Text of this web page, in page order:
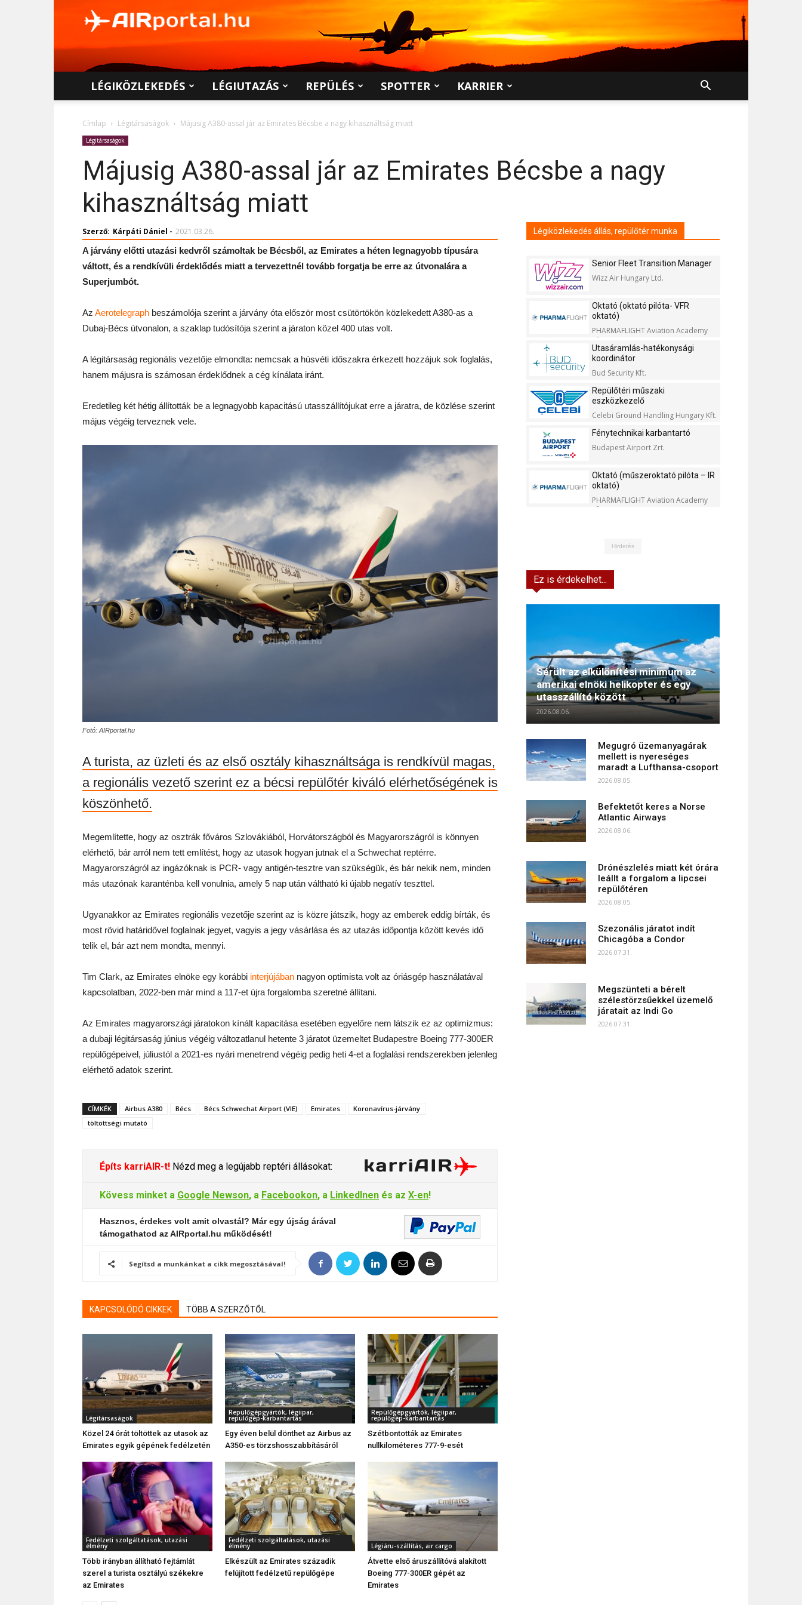
LÉGIKÖZLEKEDÉS LÉGIUTAZÁS REPÜLÉS SPOTTER KARRIER
Címlap Légitársaságok Májusig A380-assal jár az Emirates Bécsbe a nagy kihasználtság miatt
Légitársaságok
Májusig A380-assal jár az Emirates Bécsbe a nagy
kihasználtság miatt
Szerző: Kárpáti Dániel - 2021.03.26.
A járvány előtti utazási kedvről számoltak be Bécsből, az Emirates a héten legnagyobb típusára
váltott, és a rendkívüli érdeklődés miatt a tervezettnél tovább forgatja be erre az útvonalára a
Superjumbót.
Az Aerotelegraph beszámolója szerint a járvány óta először most csütörtökön közlekedett A380-as a
Dubaj-Bécs útvonalon, a szaklap tudósítója szerint a járaton közel 400 utas volt.
A légitársaság regionális vezetője elmondta: nemcsak a húsvéti időszakra érkezett hozzájuk sok foglalás,
hanem májusra is számosan érdeklődnek a cég kínálata iránt.
Eredetileg két hétig állították be a legnagyobb kapacitású utasszállítójukat erre a járatra, de közlése szerint
május végéig terveznek vele.
Fotó: AIRportal.hu
A turista, az üzleti és az első osztály kihasználtsága is rendkívül magas,
a regionális vezető szerint ez a bécsi repülőtér kiváló elérhetőségének is
köszönhető.
Megemlítette, hogy az osztrák főváros Szlovákiából, Horvátországból és Magyarországról is könnyen
elérhető, bár arról nem tett említést, hogy az utasok hogyan jutnak el a Schwechat reptérre.
Magyarországról az ingázóknak is PCR- vagy antigén-tesztre van szükségük, és bár nekik nem, minden
más utazónak karanténba kell vonulnia, amely 5 nap után váltható ki újabb negatív teszttel.
Ugyanakkor az Emirates regionális vezetője szerint az is közre játszik, hogy az emberek eddig bírták, és
most rövid határidővel foglalnak jegyet, vagyis a jegy vásárlása és az utazás időpontja között kevés idő
telik el, bár azt nem mondta, mennyi.
Tim Clark, az Emirates elnöke egy korábbi interjújában nagyon optimista volt az óriásgép használatával
kapcsolatban, 2022-ben már mind a 117-et újra forgalomba szeretné állítani.
Az Emirates magyarországi járatokon kínált kapacitása esetében egyelőre nem látszik ez az optimizmus:
a dubaji légitársaság június végéig változatlanul hetente 3 járatot üzemeltet Budapestre Boeing 777-300ER
repülőgépeivel, júliustól a 2021-es nyári menetrend végéig pedig heti 4-et a foglalási rendszerekben jelenleg
elérhető adatok szerint.
CÍMKÉK Airbus A380 Bécs Bécs Schwechat Airport (VIE) Emirates
Koronavírus-járvány
töltöttségi mutató
Építs karriAIR-t! Nézd meg a legújabb reptéri állásokat:
Kövess minket a Google Newson, a Facebookon, a LinkedInen és az X-en!
Hasznos, érdekes volt amit olvastál? Már egy újság árával
támogathatod az AIRportal.hu működését!
Segítsd a munkánkat a cikk megosztásával!
KAPCSOLÓDÓ CIKKEK TÖBB A SZERZŐTŐL
Légitársaságok
Közel 24 órát töltöttek az utasok az
Emirates egyik gépének fedélzetén
Repülőgépgyártók, légiipar,
repülőgép-karbantartás
Egy éven belül dönthet az Airbus az
A350-es törzshosszabbításáról
Repülőgépgyártók, légiipar,
repülőgép-karbantartás
Szétbontották az Emirates
nullkilométeres 777-9-esét
Fedélzeti szolgáltatások, utazási
élmény
Több irányban állítható fejtámlát
szerel a turista osztályú székekre
az Emirates
Fedélzeti szolgáltatások, utazási
élmény
Elkészült az Emirates századik
felújított fedélzetű repülőgépe
Légiáru-szállítás, air cargo
Átvette első áruszállítóvá alakított
Boeing 777-300ER gépét az
Emirates
Légiközlekedés állás, repülőtér munka
Senior Fleet Transition Manager
Wizz Air Hungary Ltd.
Oktató (oktató pilóta- VFR
oktató)
PHARMAFLIGHT Aviation Academy
Kft.
Utasáramlás-hatékonysági
koordinátor
Bud Security Kft.
Repülőtéri műszaki
eszközkezelő
Celebi Ground Handling Hungary Kft.
Fénytechnikai karbantartó
Budapest Airport Zrt.
Oktató (műszeroktató pilóta – IR
oktató)
PHARMAFLIGHT Aviation Academy
Kft.
Hirdetés
Ez is érdekelhet...
Sérült az elkülönítési minimum az
amerikai elnöki helikopter és egy
utasszállító között
2026.08.06.
Megugró üzemanyagárak
mellett is nyereséges
maradt a Lufthansa-csoport
2026.08.05.
Befektetőt keres a Norse
Atlantic Airways
2026.08.06.
Drónészlelés miatt két órára
leállt a forgalom a lipcsei
repülőtéren
2026.08.05.
Szezonális járatot indít
Chicagóba a Condor
2026.07.31.
Megszünteti a bérelt
szélestörzsűekkel üzemelő
járatait az Indi Go
2026.07.31.